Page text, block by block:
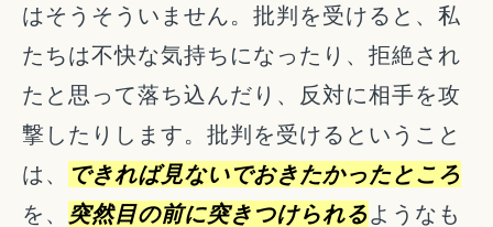
はそうそういません。批判を受けると、私
たちは不快な気持ちになったり、拒絶され
たと思って落ち込んだり、反対に相手を攻
撃したりします。批判を受けるということ
は、
できれば見ないでおきたかったところ
を、 突然目の前に突きつけられるようなも